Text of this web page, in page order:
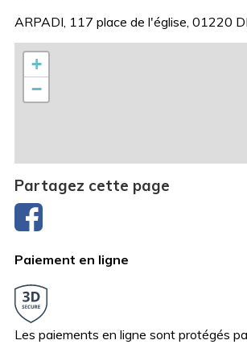
ARPADI, 117 place de l'église, 01220
+
−
Partagez cette page
Paiement en ligne
Les paiements en ligne sont protégés